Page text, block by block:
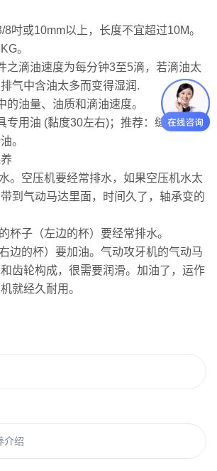
吋或10mm以上，长度不宜超过10M。
。
之滴油速度为每分钟3至5滴，若滴油太
气中含油太多而变得湿润.
的油量、油质和滴油速度。
专用油 (黏度30左右)；推荐：缝纫机润
。
。空压机要经常排水，如果空压机水太
到气动马达里面，时间久了，轴承变的
杯子（左边的杯）要经常排水。
边的杯）要加油。气动攻牙机的气动马
齿轮构成，很需要润滑。加油了，运作
就经久耐用。
介绍